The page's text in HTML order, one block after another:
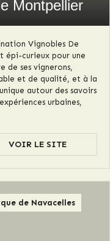
Montpellier
Vignobles De
épi-curieux pour une
de ses vignerons,
et de qualité, et à la
autour des savoirs
urbaines,
VOIR LE SITE
de Navacelles